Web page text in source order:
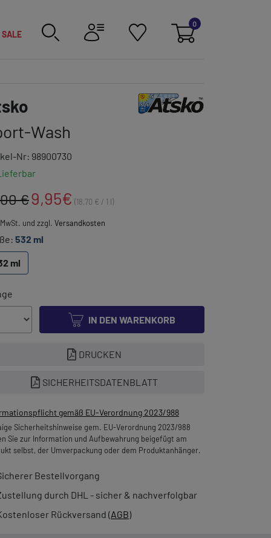
0
SALE
Wash
Link zur Markenkategorie
Nr: 98900730
€9,95€ (18,70 € / 1 l)
und zzgl. Versandkosten
532 ml
ml
IN DEN WARENKORB
DRUCKEN
SICHERHEITSDATENBLATT
gemäß EU-Verordnung 2023/988
Sicherheitshinweise gem. EU-Verordnung 2023/988
Sie zur Information und Aufbewahrung beigefügt am
selbst, der Umverpackung oder dem Produktanhänger.
Bestellvorgang
durch DHL - sicher & nachverfolgbar
Rückversand (AGB)